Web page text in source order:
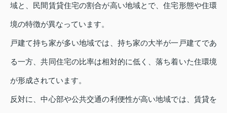
域と、民間賃貸住宅の割合が高い地域とで、住宅形態や住環
境の特徴が異なっています。
戸建て持ち家が多い地域では、持ち家の大半が一戸建てであ
る一方、共同住宅の比率は相対的に低く、落ち着いた住環境
が形成されています。
反対に、中心部や公共交通の利便性が高い地域では、賃貸を